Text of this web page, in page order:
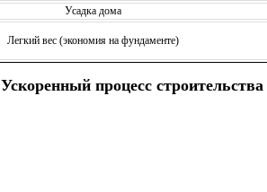
Усадка дома
Легкий вес (экономия на фундаменте)
Ускоренный процесс